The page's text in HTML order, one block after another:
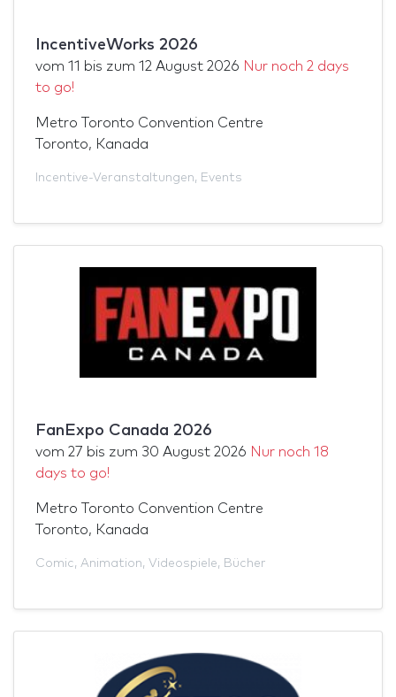
IncentiveWorks 2026
vom 11 bis zum 12 August 2026 Nur noch 2 days
to go!
Metro Toronto Convention Centre
Toronto, Kanada
Incentive-Veranstaltungen, Events
FanExpo Canada 2026
vom 27 bis zum 30 August 2026 Nur noch 18
days to go!
Metro Toronto Convention Centre
Toronto, Kanada
Comic, Animation, Videospiele, Bücher